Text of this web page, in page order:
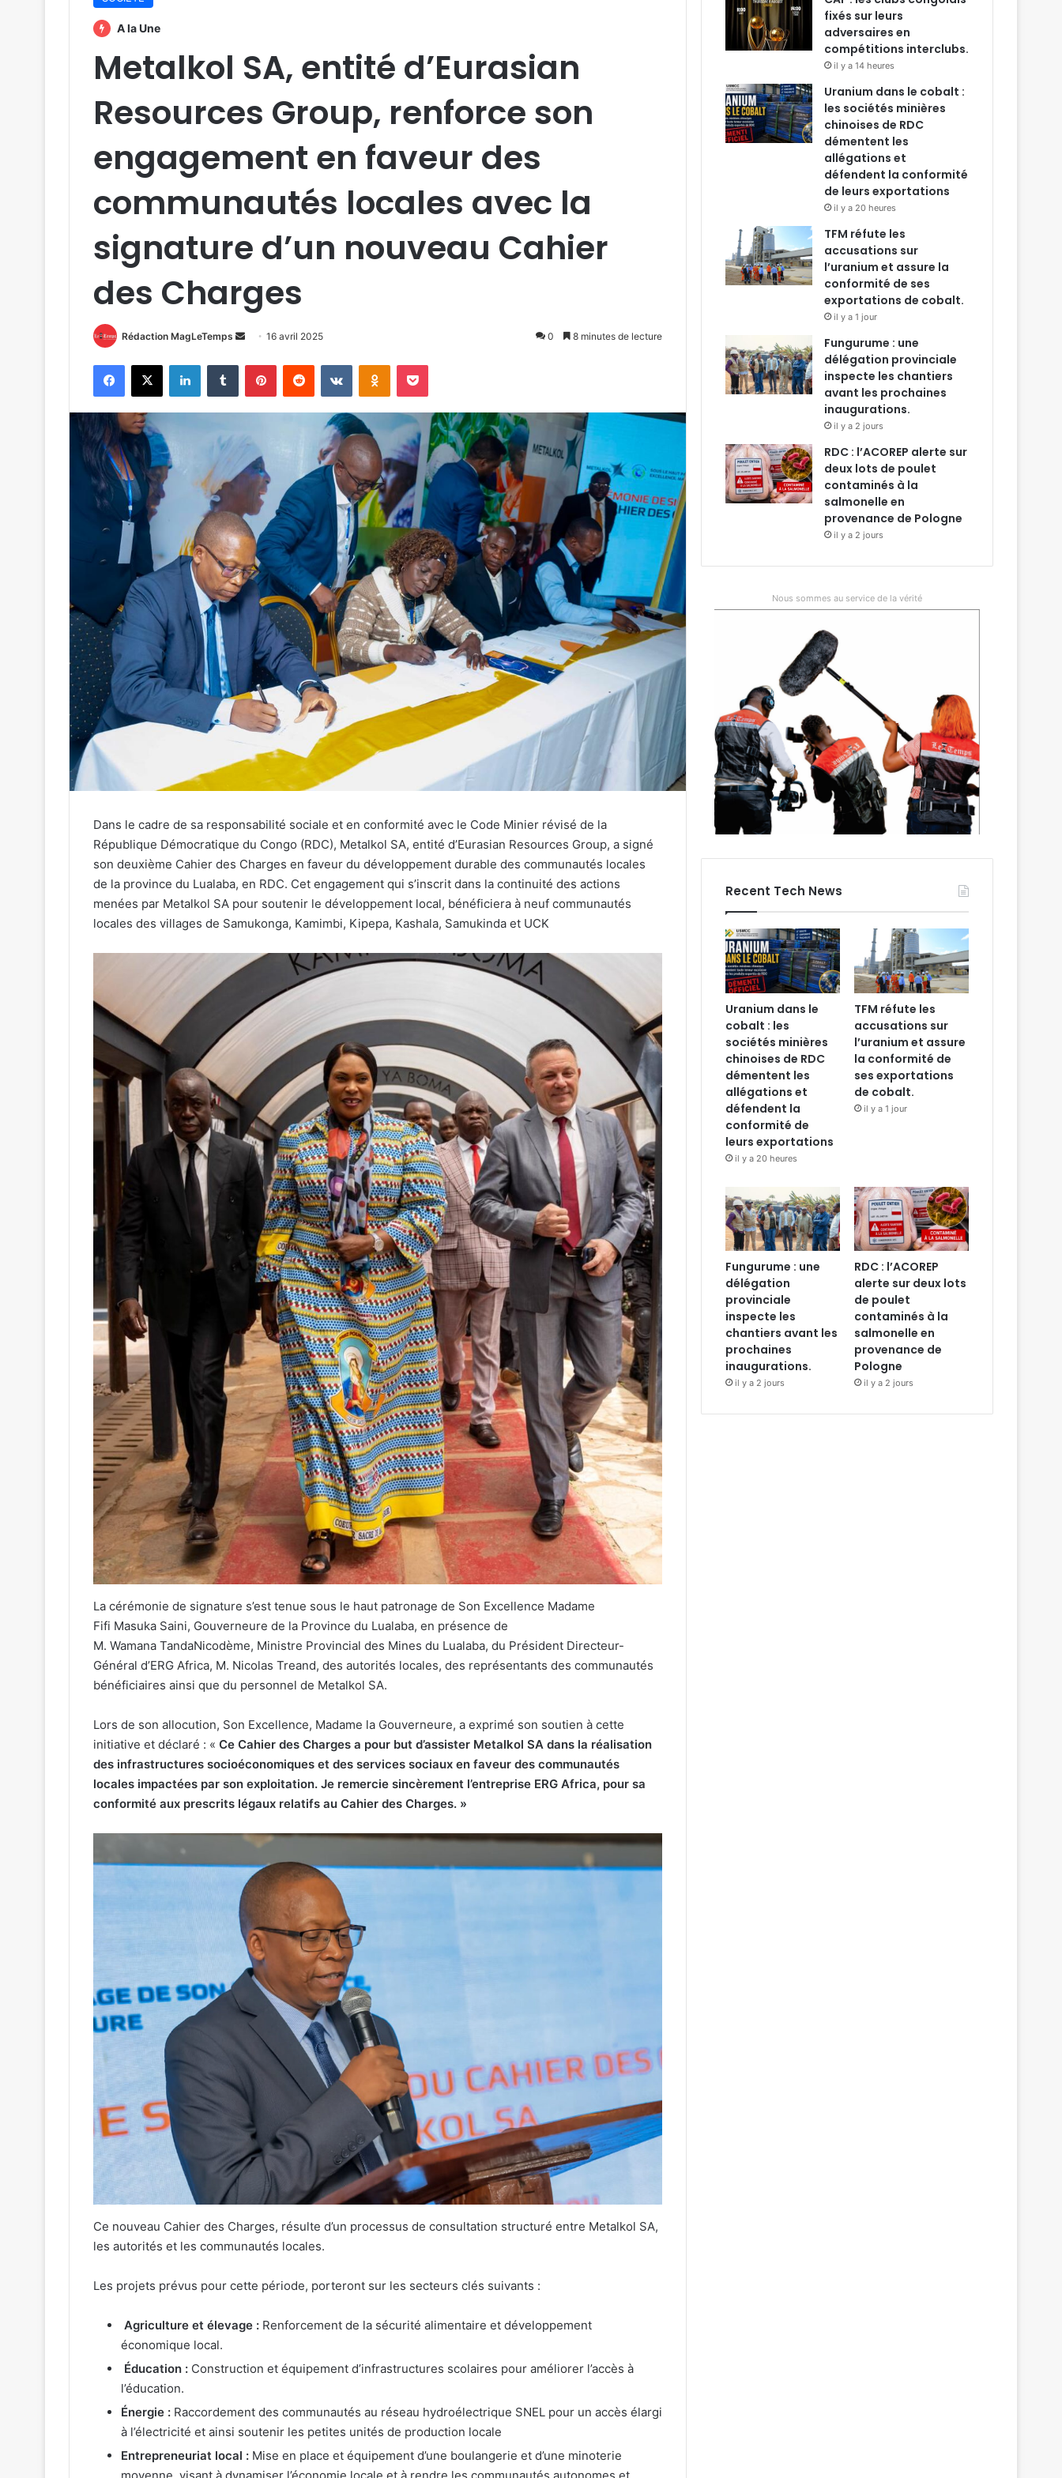
A la Une
Metalkol SA, entité d’Eurasian
Resources Group, renforce son
engagement en faveur des
communautés locales avec la
signature d’un nouveau Cahier
des Charges
Rédaction MagLeTemps
Envoyer
courriel
16 avril 2025 0 8 minutes de lecture
Facebook
X LinkedinTumblr PinterestReddit VKontakteOdnoklassniki
Pocket
Dans le cadre de sa responsabilité sociale et en conformité avec le Code Minier révisé de la
République Démocratique du Congo (RDC), Metalkol SA, entité d’Eurasian Resources Group, a signé
son deuxième Cahier des Charges en faveur du développement durable des communautés locales
de la province du Lualaba, en RDC. Cet engagement qui s’inscrit dans la continuité des actions
menées par Metalkol SA pour soutenir le développement local, bénéficiera à neuf communautés
locales des villages de Samukonga, Kamimbi, Kipepa, Kashala, Samukinda et UCK
La cérémonie de signature s’est tenue sous le haut patronage de Son Excellence Madame
Fifi Masuka Saini, Gouverneure de la Province du Lualaba, en présence de
M. Wamana TandaNicodème, Ministre Provincial des Mines du Lualaba, du Président Directeur-
Général d’ERG Africa, M. Nicolas Treand, des autorités locales, des représentants des communautés
bénéficiaires ainsi que du personnel de Metalkol SA.
Lors de son allocution, Son Excellence, Madame la Gouverneure, a exprimé son soutien à cette
initiative et déclaré : « Ce Cahier des Charges a pour but d’assister Metalkol SA dans la réalisation
des infrastructures socioéconomiques et des services sociaux en faveur des communautés
locales impactées par son exploitation. Je remercie sincèrement l’entreprise ERG Africa, pour sa
conformité aux prescrits légaux relatifs au Cahier des Charges. »
Ce nouveau Cahier des Charges, résulte d’un processus de consultation structuré entre Metalkol SA,
les autorités et les communautés locales.
Les projets prévus pour cette période, porteront sur les secteurs clés suivants :
Agriculture et élevage : Renforcement de la sécurité alimentaire et développement
économique local.
Éducation : Construction et équipement d’infrastructures scolaires pour améliorer l’accès à
l’éducation.
Énergie : Raccordement des communautés au réseau hydroélectrique SNEL pour un accès élargi
à l’électricité et ainsi soutenir les petites unités de production locale
Entrepreneuriat local : Mise en place et équipement d’une boulangerie et d’une minoterie
fixés sur leurs
adversaires en
compétitions interclubs.
il y a 14 heures
Uranium dans le cobalt :
les sociétés minières
chinoises de RDC
démentent les
allégations et
défendent la conformité
de leurs exportations
il y a 20 heures
TFM réfute les
accusations sur
l’uranium et assure la
conformité de ses
exportations de cobalt.
il y a 1 jour
Fungurume : une
délégation provinciale
inspecte les chantiers
avant les prochaines
inaugurations.
il y a 2 jours
RDC : l’ACOREP alerte sur
deux lots de poulet
contaminés à la
salmonelle en
provenance de Pologne
il y a 2 jours
Nous sommes au service de la vérité
Recent Tech News
Uranium dans le
cobalt : les
sociétés minières
chinoises de RDC
démentent les
allégations et
défendent la
conformité de
leurs exportations
il y a 20 heures
TFM réfute les
accusations sur
l’uranium et assure
la conformité de
ses exportations
de cobalt.
il y a 1 jour
Fungurume : une
délégation
provinciale
inspecte les
chantiers avant les
prochaines
inaugurations.
il y a 2 jours
RDC : l’ACOREP
alerte sur deux lots
de poulet
contaminés à la
salmonelle en
provenance de
Pologne
il y a 2 jours